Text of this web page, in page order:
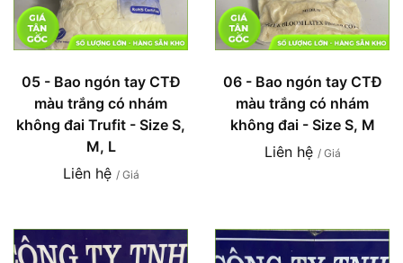
05 - Bao ngón tay CTĐ
màu trắng có nhám
không đai Trufit - Size S,
M, L
Liên hệ / Giá
06 - Bao ngón tay CTĐ
màu trắng có nhám
không đai - Size S, M
Liên hệ / Giá